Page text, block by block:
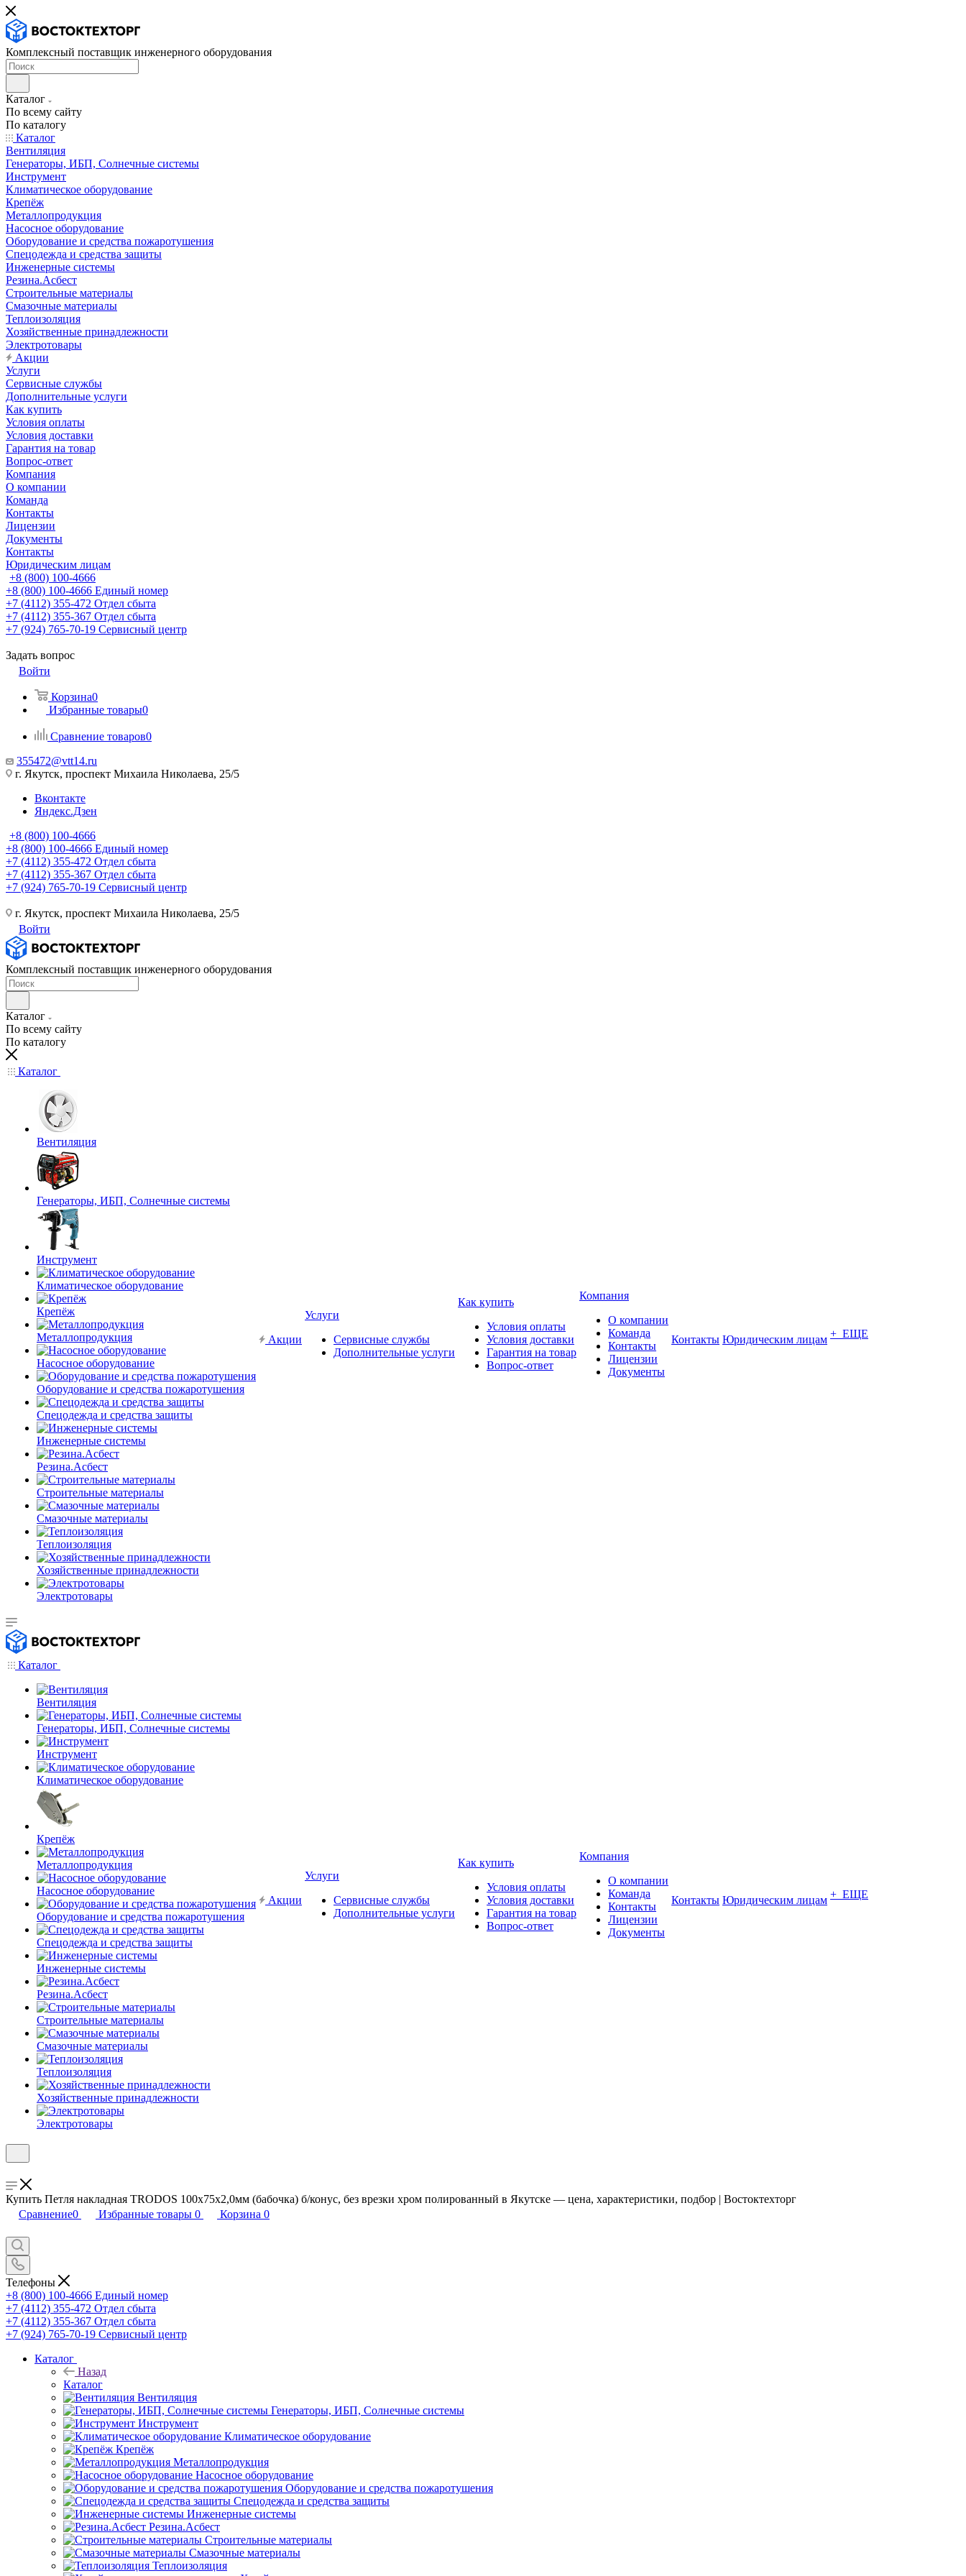
Комплексный поставщик инженерного оборудования
Каталог
По всему сайту
По каталогу
Каталог
Вентиляция
Генераторы, ИБП, Солнечные системы
Инструмент
Климатическое оборудование
Крепёж
Металлопродукция
Насосное оборудование
Оборудование и средства пожаротушения
Спецодежда и средства защиты
Инженерные системы
Резина.Асбест
Строительные материалы
Смазочные материалы
Теплоизоляция
Хозяйственные принадлежности
Электротовары
Акции
Услуги
Сервисные службы
Дополнительные услуги
Как купить
Условия оплаты
Условия доставки
Гарантия на товар
Вопрос-ответ
Компания
О компании
Команда
Контакты
Лицензии
Документы
Контакты
Юридическим лицам
+8 (800) 100-4666
+8 (800) 100-4666 Единый номер
+7 (4112) 355-472 Отдел сбыта
+7 (4112) 355-367 Отдел сбыта
+7 (924) 765-70-19 Сервисный центр
Задать вопрос
Войти
Корзина0
Избранные товары0
Сравнение товаров0
355472@vtt14.ru
г. Якутск, проспект Михаила Николаева, 25/5
Вконтакте
Яндекс.Дзен
+8 (800) 100-4666
+8 (800) 100-4666 Единый номер
+7 (4112) 355-472 Отдел сбыта
+7 (4112) 355-367 Отдел сбыта
+7 (924) 765-70-19 Сервисный центр
г. Якутск, проспект Михаила Николаева, 25/5
Войти
Комплексный поставщик инженерного оборудования
Каталог
По всему сайту
По каталогу
Каталог
Вентиляция
Генераторы, ИБП, Солнечные системы
Инструмент
Климатическое оборудование
Крепёж
Металлопродукция
Насосное оборудование
Оборудование и средства пожаротушения
Спецодежда и средства защиты
Инженерные системы
Резина.Асбест
Строительные материалы
Смазочные материалы
Теплоизоляция
Хозяйственные принадлежности
Электротовары
Акции
Услуги
Сервисные службы
Дополнительные услуги
Как купить
Условия оплаты
Условия доставки
Гарантия на товар
Вопрос-ответ
Компания
О компании
Команда
Контакты
Лицензии
Документы
Контакты Юридическим лицам + ЕЩЕ
Каталог
Вентиляция
Генераторы, ИБП, Солнечные системы
Инструмент
Климатическое оборудование
Крепёж
Металлопродукция
Насосное оборудование
Оборудование и средства пожаротушения
Спецодежда и средства защиты
Инженерные системы
Резина.Асбест
Строительные материалы
Смазочные материалы
Теплоизоляция
Хозяйственные принадлежности
Электротовары
Акции
Услуги
Сервисные службы
Дополнительные услуги
Как купить
Условия оплаты
Условия доставки
Гарантия на товар
Вопрос-ответ
Компания
О компании
Команда
Контакты
Лицензии
Документы
Контакты Юридическим лицам + ЕЩЕ
Купить Петля накладная TRODOS 100х75х2,0мм (бабочка) б/конус, без врезки хром полированный в Якутске — цена, характеристики, подбор | Востоктехторг
Сравнение0 Избранные товары 0 Корзина 0
Телефоны
+8 (800) 100-4666 Единый номер
+7 (4112) 355-472 Отдел сбыта
+7 (4112) 355-367 Отдел сбыта
+7 (924) 765-70-19 Сервисный центр
Каталог
Назад
Каталог
Вентиляция
Генераторы, ИБП, Солнечные системы
Инструмент
Климатическое оборудование
Крепёж
Металлопродукция
Насосное оборудование
Оборудование и средства пожаротушения
Спецодежда и средства защиты
Инженерные системы
Резина.Асбест
Строительные материалы
Смазочные материалы
Теплоизоляция